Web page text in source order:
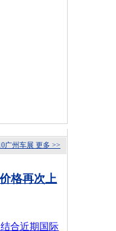
更多 >>
广州车展
格再次上
合近期国际